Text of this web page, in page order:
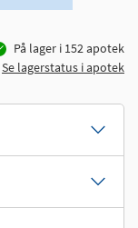
På lager i 152apotek
Se lagerstatus i apotek